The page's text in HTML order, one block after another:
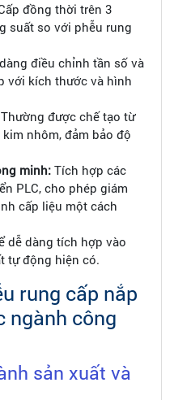
đồng thời trên 3
suất so với phễu rung
điều chỉnh tần số và
với kích thước và hình
Thường được chế tạo từ
nhôm, đảm bảo độ
minh: Tích hợp các
PLC, cho phép giám
cấp liệu một cách
dễ dàng tích hợp vào
tự động hiện có.
rung cấp nắp
ngành công
sản xuất và